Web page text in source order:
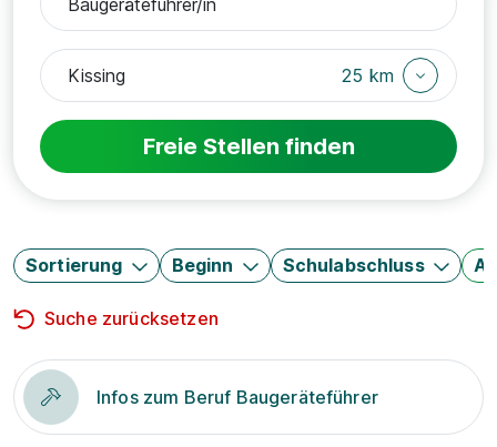
25 km
Freie Stellen finden
Sortierung Beginn Schulabschluss
Suche zurücksetzen
Infos zum Beruf Baugeräteführer